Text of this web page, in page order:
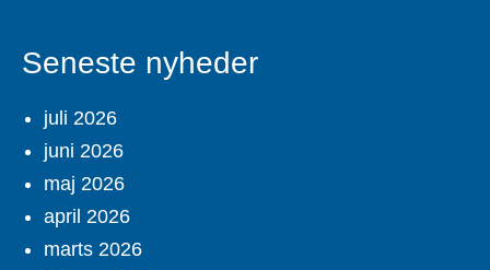
Seneste nyheder
juli 2026
juni 2026
maj 2026
april 2026
marts 2026